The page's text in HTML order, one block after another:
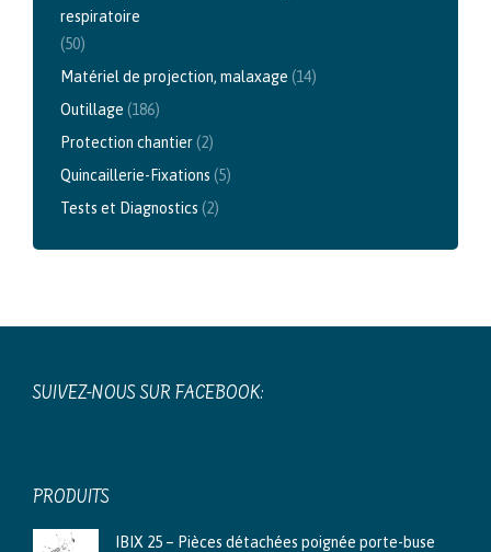
respiratoire
(50)
Matériel de projection, malaxage (14)
Outillage (186)
Protection chantier(2)
Quincaillerie-Fixations (5)
Tests et Diagnostics (2)
SUIVEZ-NOUS SUR FACEBOOK:
PRODUITS
IBIX 25 – Pièces détachées poignée porte-buse